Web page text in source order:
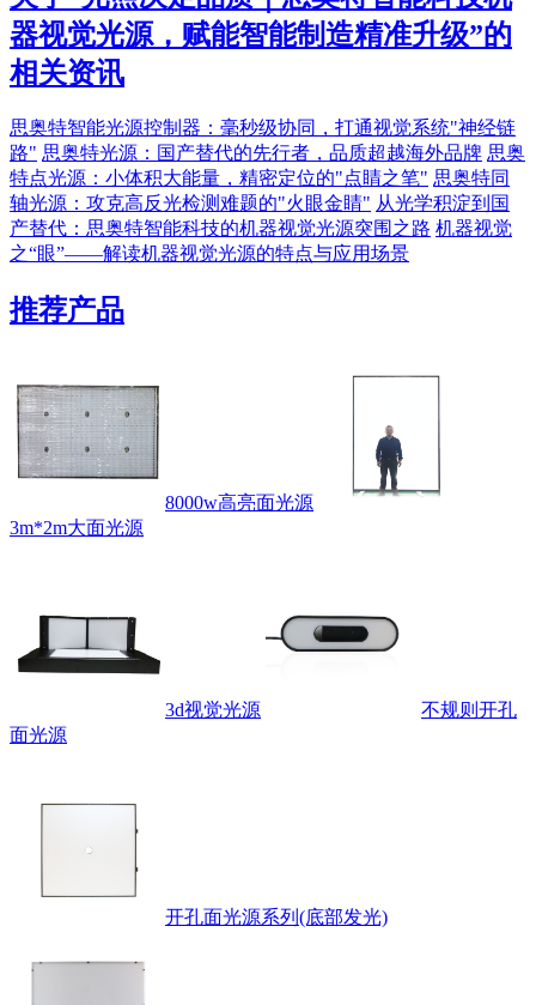
器视觉光源，赋能智能制造精准升级”的
相关资讯
思奥特智能光源控制器：毫秒级协同，打通视觉系统"神经链
路" 思奥特光源：国产替代的先行者，品质超越海外品牌 思奥
特点光源：小体积大能量，精密定位的"点睛之笔" 思奥特同
轴光源：攻克高反光检测难题的"火眼金睛" 从光学积淀到国
产替代：思奥特智能科技的机器视觉光源突围之路 机器视觉
之“眼”——解读机器视觉光源的特点与应用场景
推荐产品
8000w高亮面光源
3m*2m大面光源
3d视觉光源
不规则开孔
面光源
开孔面光源系列(底部发光)